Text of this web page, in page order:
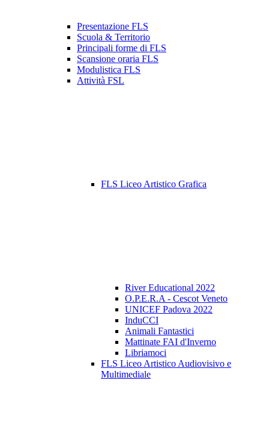
Presentazione FLS
Scuola & Territorio
Principali forme di FLS
Scansione oraria FLS
Modulistica FLS
Attività FSL
FLS Liceo Artistico Grafica
River Educational 2022
O.P.E.R.A - Cescot Veneto
UNICEF Padova 2022
InduCCI
Animali Fantastici
Mattinate FAI d'Inverno
Libriamoci
FLS Liceo Artistico Audiovisivo e
Multimediale